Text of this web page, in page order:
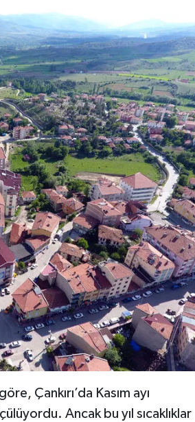
Çankırı’da Kasım ayı
Ancak bu yıl sıcaklıklar